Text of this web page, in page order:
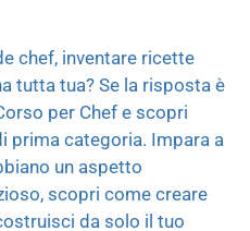
chef, inventare ricette
tutta tua? Se la risposta è
per Chef e scopri
prima categoria. Impara a
un aspetto
scopri come creare
da solo il tuo